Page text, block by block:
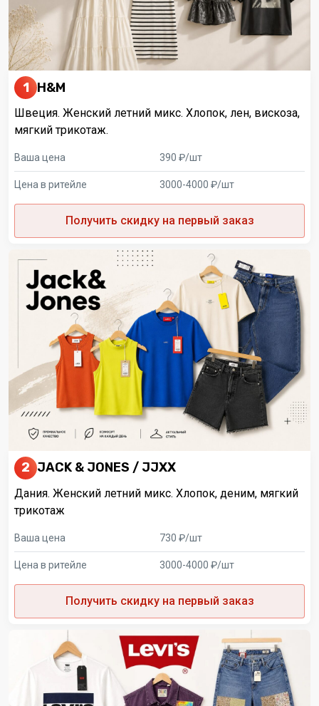
1 H&M
Швеция. Женский летний микс. Хлопок, лен, вискоза,
мягкий трикотаж.
Ваша цена 390 ₽/шт
Цена в ритейле 3000-4000 ₽/шт
Получить скидку на первый заказ
2 JACK & JONES / JJXX
Дания. Женский летний микс. Хлопок, деним, мягкий
трикотаж
Ваша цена 730 ₽/шт
Цена в ритейле 3000-4000 ₽/шт
Получить скидку на первый заказ